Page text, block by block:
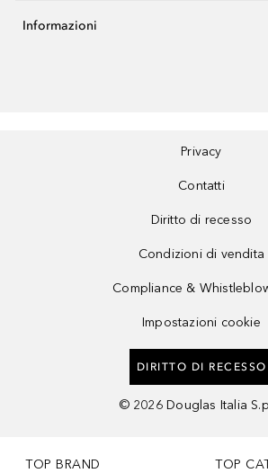
Informazioni
Privacy
Contatti
Diritto di recesso
Condizioni di vendita
Compliance &
Impostazioni cookie
DIRITTO DI RECESSO
© 2026 Douglas Italia
TOP BRAND TOP